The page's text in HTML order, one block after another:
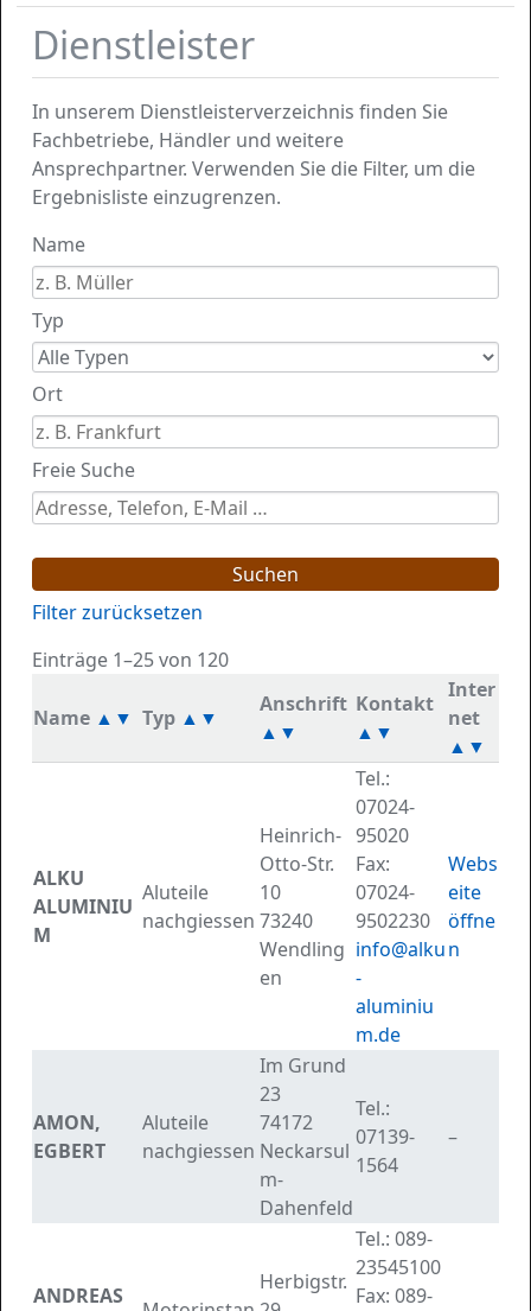
Dienstleister
In unserem Dienstleisterverzeichnis finden Sie
Fachbetriebe, Händler und weitere
Ansprechpartner. Verwenden Sie die Filter, um die
Ergebnisliste einzugrenzen.
Name
Typ
Ort
Freie Suche
Suchen
Filter zurücksetzen
Einträge 1–25 von 120
Name ▲ ▼ Typ ▲ ▼
Anschrift
▲ ▼
Kontakt
▲ ▼
Inter
net
▲ ▼
ALKU
ALUMINIU
M
Aluteile
nachgiessen
Heinrich-
Otto-Str.
10
73240
Wendling
en
Tel.:
07024-
95020
Fax:
07024-
9502230
info@alku
-
aluminiu
m.de
Webs
eite
öffne
n
AMON,
EGBERT
Aluteile
nachgiessen
Im Grund
23
74172
Neckarsul
m-
Dahenfeld
Tel.:
07139-
1564
–
ANDREAS
Herbigstr.
Tel.: 089-
23545100
Fax: 089-